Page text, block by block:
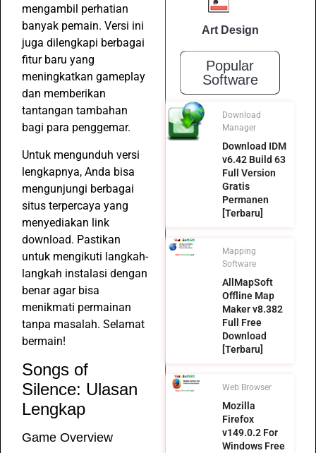
mengambil perhatian
banyak pemain. Versi ini
juga dilengkapi berbagai
fitur baru yang
meningkatkan gameplay
dan memberikan
tantangan tambahan
bagi para penggemar.
Untuk mengunduh versi
lengkapnya, Anda bisa
mengunjungi berbagai
situs terpercaya yang
menyediakan link
download. Pastikan
untuk mengikuti langkah-
langkah instalasi dengan
benar agar bisa
menikmati permainan
tanpa masalah. Selamat
bermain!
Songs of
Silence: Ulasan
Lengkap
Game Overview
Art Design
Popular
Software
Download
Manager
Download IDM
v6.42 Build 63
Full Version
Gratis
Permanen
[Terbaru]
Mapping
Software
AllMapSoft
Offline Map
Maker v8.382
Full Free
Download
[Terbaru]
Web Browser
Mozilla
Firefox
v149.0.2 For
Windows Free